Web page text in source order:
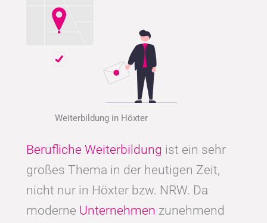
Weiterbildung in Höxter
Berufliche Weiterbildung ist ein sehr
großes Thema in der heutigen Zeit,
nicht nur in Höxter bzw. NRW. Da
moderne Unternehmen zunehmend